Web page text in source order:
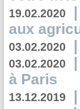
19.02.2020 |
aux
03.02.2020 |
03.02.2020 |
à Paris
13.12.2019 |